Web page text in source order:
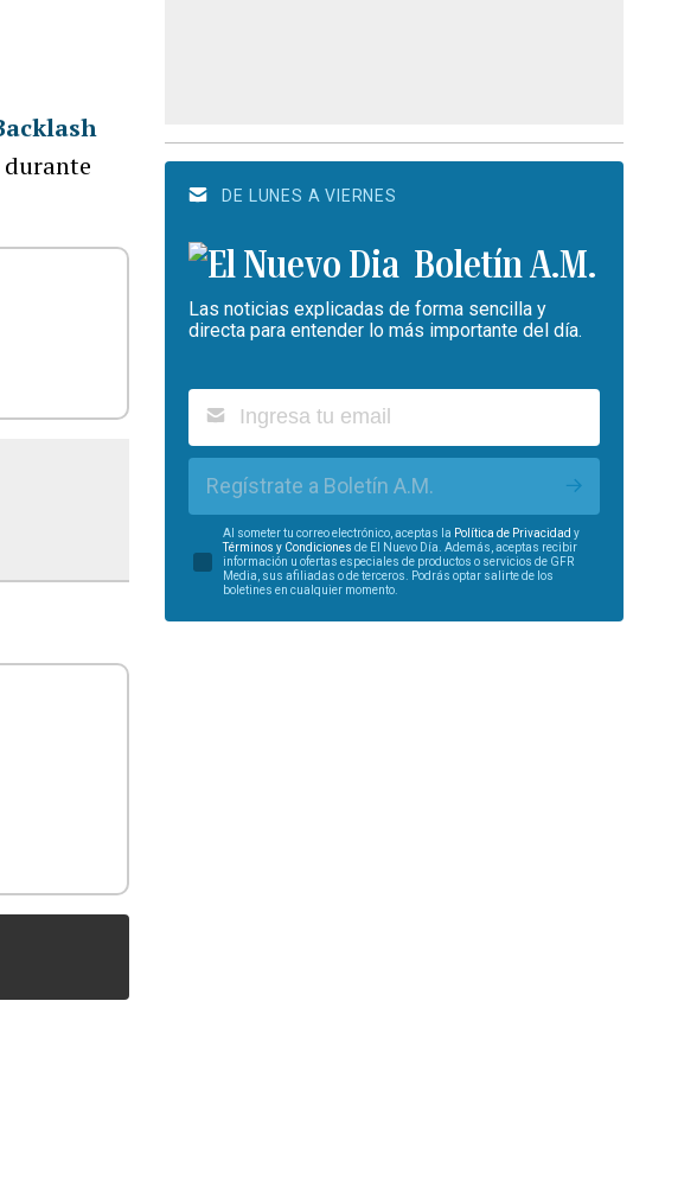
durante
DE LUNES A VIERNES
Boletín A.M.
Las noticias explicadas de forma sencilla y
directa para entender lo más importante del día.
Regístrate a Boletín A.M.
Al someter tu correo electrónico, aceptas la Política de Privacidad y
Términos y Condiciones de El Nuevo Día. Además, aceptas recibir
información u ofertas especiales de productos o servicios de GFR
Media, sus afiliadas o de terceros. Podrás optar salirte de los
boletines en cualquier momento.